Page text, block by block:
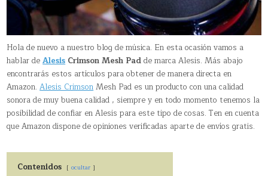
Hola de nuevo a nuestro blog de música. En esta ocasión vamos a
hablar deAlesisCrimson Mesh Padde marca Alesis. Más abajo
encontrarás estos artículos para obtener de manera directa en
Amazon.Alesis CrimsonMesh Pad es un producto con una calidad
sonora de muy buena calidad , siempre y en todo momento tenemos la
posibilidad de confiar en Alesis para este tipo de cosas. Ten en cuenta
que Amazon dispone de opiniones verificadas aparte de envíos gratis.
Contenidos ocultar